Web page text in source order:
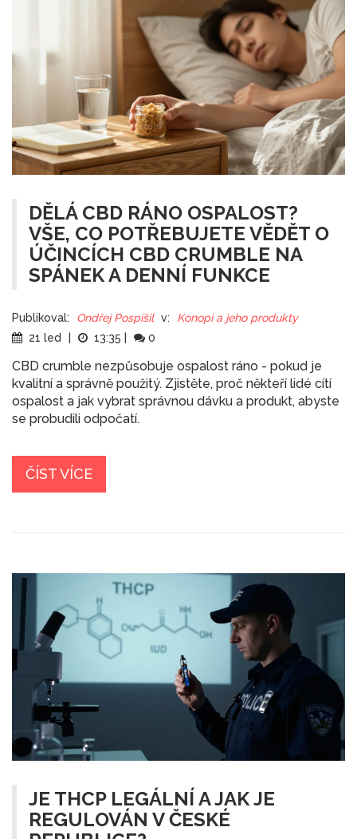
DĚLÁ CBD RÁNO OSPALOST?
VŠE, CO POTŘEBUJETE VĚDĚT O
ÚČINCÍCH CBD CRUMBLE NA
SPÁNEK A DENNÍ FUNKCE
Publikoval: Ondřej Pospíšil v:
Konopí a jeho produkty
21 led
13:35 0
CBD crumble nezpůsobuje ospalost ráno - pokud je
kvalitní a správně použitý. Zjistěte, proč někteří lidé cítí
ospalost a jak vybrat správnou dávku a produkt, abyste
se probudili odpočatí.
ČÍST VÍCE
JE THCP LEGÁLNÍ A JAK JE
REGULOVÁN V ČESKÉ